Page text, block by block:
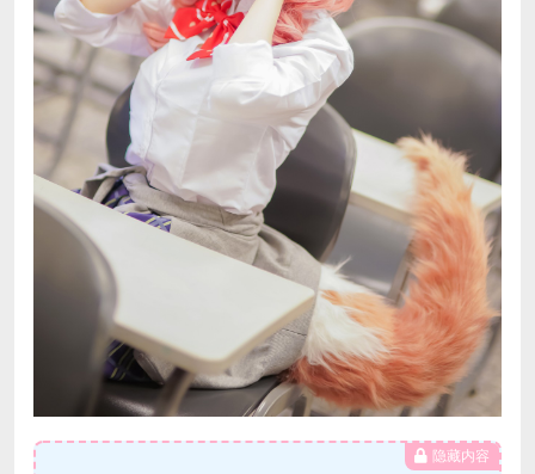
隐藏内容